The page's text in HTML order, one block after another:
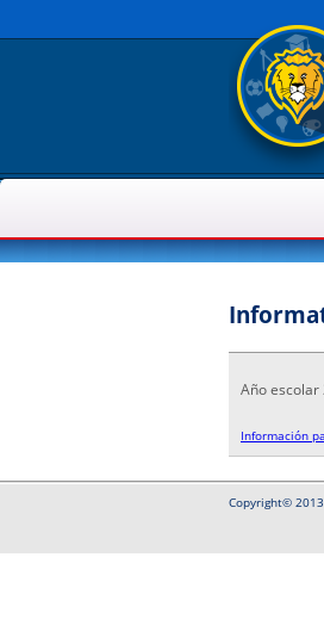
Año escolar
Información
Copyright© 2013